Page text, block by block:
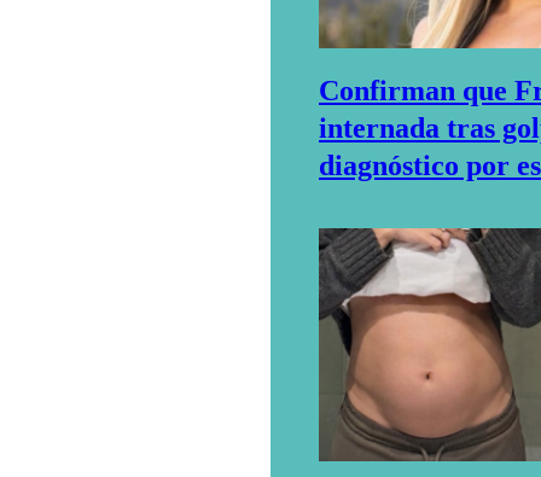
Confirman que
internada tras
diagnóstico por